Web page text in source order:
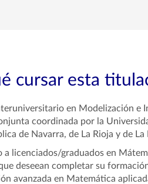
cursar esta
en Modelización e
coordinada por la
de Navarra, de La Rioja y de La
a licenciados/graduados en
deseean completar su
avanzada en Matemática